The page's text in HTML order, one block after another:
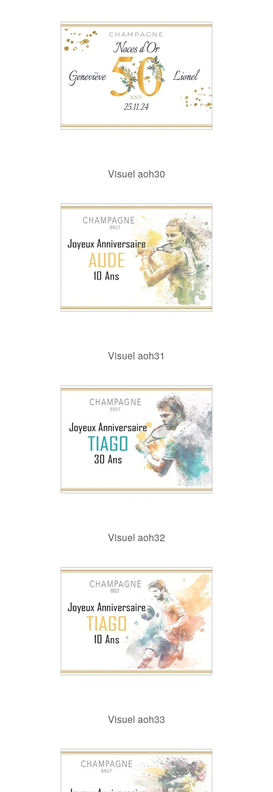
Visuel aoh30
Visuel aoh31
Visuel aoh32
Visuel aoh33